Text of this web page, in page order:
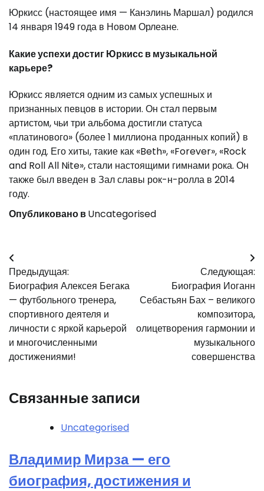
Юркисс (настоящее имя — Канэлинь Маршал) родился
14 января 1949 года в Новом Орлеане.
Какие успехи достиг Юркисс в музыкальной
карьере?
Юркисс является одним из самых успешных и
признанных певцов в истории. Он стал первым
артистом, чьи три альбома достигли статуса
«платинового» (более 1 миллиона проданных копий) в
один год. Его хиты, такие как «Beth», «Forever», «Rock
and Roll All Nite», стали настоящими гимнами рока. Он
также был введен в Зал славы рок-н-ролла в 2014
году.
Опубликовано вUncategorised
Навигация
по
записям
Предыдущая:
Биография Алексея Бегака
— футбольного тренера,
спортивного деятеля и
личности с яркой карьерой
и многочисленными
достижениями!
Следующая:
Биография Иоганн
Себастьян Бах – великого
композитора,
олицетворения гармонии и
музыкального
совершенства
Связанные записи
Uncategorised
Владимир Мирза — его
биография, достижения и